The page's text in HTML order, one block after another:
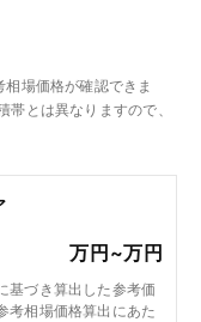
万円~万円
基づき算出した参考価
考相場価格算出にあた
場価格が確認できま
とは異なりますので、